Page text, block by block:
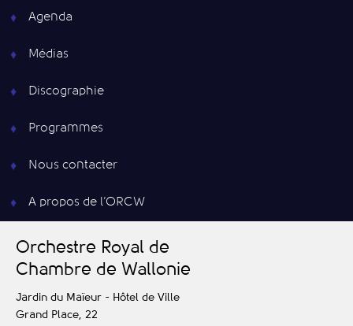
Agenda
Médias
Discographie
Programmes
Nous contacter
A propos de l’ORCW
Orchestre Royal de
Chambre de Wallonie
Jardin du Maïeur - Hôtel de Ville
Grand Place, 22